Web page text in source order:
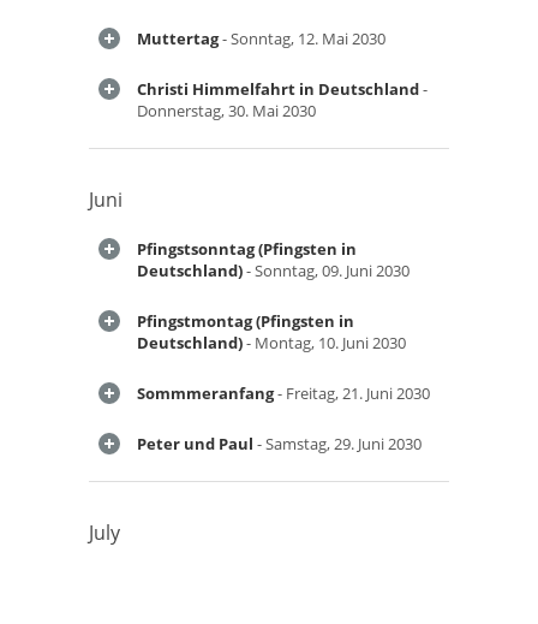
Muttertag- Sonntag, 12. Mai 2030
Christi Himmelfahrt in Deutschland-
Donnerstag, 30. Mai 2030
Juni
Pfingstsonntag (Pfingsten in
Deutschland)- Sonntag, 09. Juni 2030
Pfingstmontag (Pfingsten in
Deutschland)- Montag, 10. Juni 2030
Sommmeranfang- Freitag, 21. Juni 2030
Peter und Paul - Samstag, 29. Juni 2030
July